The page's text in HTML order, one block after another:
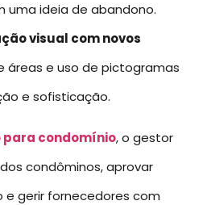
uma ideia de abandono.
visual com novos
áreas e uso de pictogramas
e sofisticação.
condomínio, o gestor
condôminos, aprovar
gerir fornecedores com